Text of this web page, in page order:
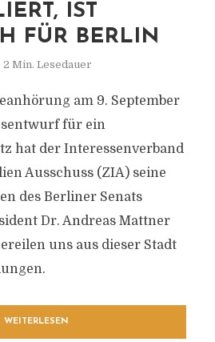
IST
FÜR BERLIN
2 Min. Lesedauer
am 9. September
für ein
hat der Interessenverband
Ausschuss (ZIA) seine
des Berliner Senats
Dr. Andreas Mattner
uns aus dieser Stadt
WEITERLESEN